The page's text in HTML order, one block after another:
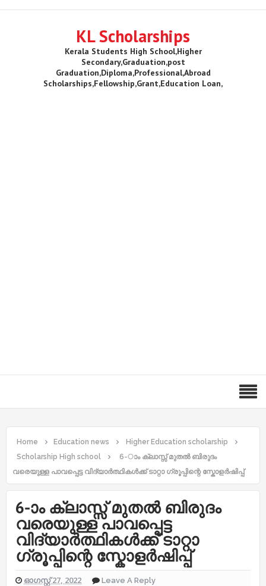
KL Scholarships
Kerala Students High School,Higher
Secondary,Graduation,post
Graduation,Diploma,Professional,Abroad
Scholarships,Fellowship,Grant,Education Loan,
Home Education news
Higher Education scholarship
Scholarship High school
6-ാം ക്ലാസ്സ് മുതല്‍ ബിരുദം
വരെയുള്ള പാവപ്പെട്ട വിദ്യാർത്ഥികൾക്ക് ടാറ്റാ ഗ്രൂപ്പിന്റെ സ്കോളർഷിപ്പ്
6-ാം ക്ലാസ്സ് മുതല്‍ ബിരുദം
വരെയുള്ള പാവപ്പെട്ട
വിദ്യാർത്ഥികൾക്ക് ടാറ്റാ
ഗ്രൂപ്പിന്റെ സ്കോളർഷിപ്പ്
ഓഗസ്റ്റ് 27, 2022 Leave A Reply